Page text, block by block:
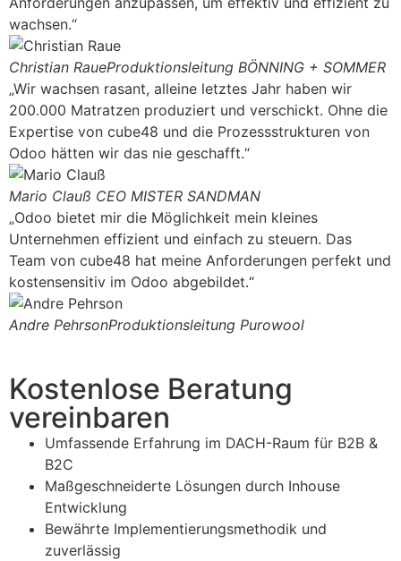
wachsen.“
Christian RaueProduktionsleitung BÖNNING + SOMMER
„Wir wachsen rasant, alleine letztes Jahr haben wir
200.000 Matratzen produziert und verschickt. Ohne die
Expertise von cube48 und die Prozessstrukturen von
Odoo hätten wir das nie geschafft.“
Mario Clauß CEO MISTER SANDMAN
„Odoo bietet mir die Möglichkeit mein kleines
Unternehmen effizient und einfach zu steuern. Das
Team von cube48 hat meine Anforderungen perfekt und
kostensensitiv im Odoo abgebildet.“
Andre PehrsonProduktionsleitung Purowool
Kostenlose Beratung
vereinbaren
Umfassende Erfahrung im DACH-Raum für B2B &
B2C
Maßgeschneiderte Lösungen durch Inhouse
Entwicklung
Bewährte Implementierungsmethodik und
zuverlässig